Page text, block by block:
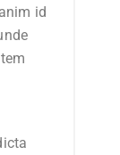
id